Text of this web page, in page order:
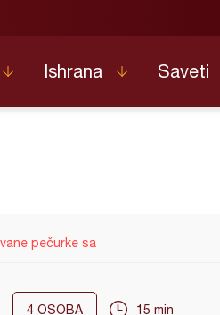
Ishrana Saveti
pečurke sa
4 OSOBA 15 min